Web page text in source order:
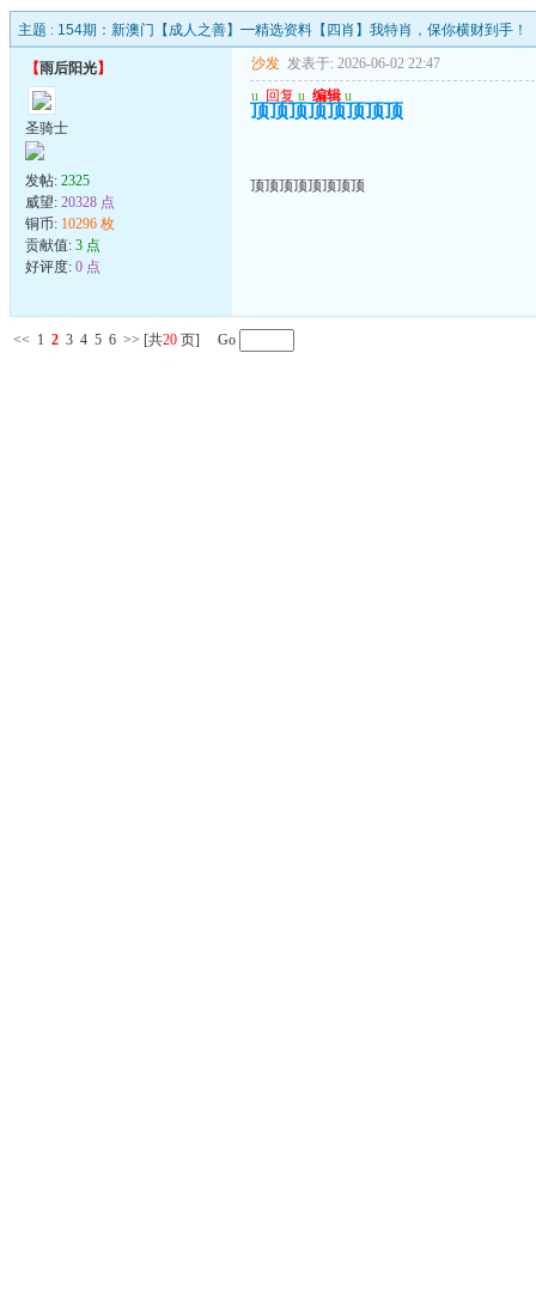
主题 : 154期：新澳门【成人之善】━精选资料【四肖】我特肖，保你横财到手！
【雨后阳光】
圣骑士
发帖: 2325
威望: 20328 点
铜币: 10296 枚
贡献值: 3 点
好评度: 0 点
沙发 发表于: 2026-06-02 22:47
u 回复 u 编辑 u
顶顶顶顶顶顶顶顶
顶顶顶顶顶顶顶顶
<< 1 2 3 4 5 6 >> [共20 页] Go